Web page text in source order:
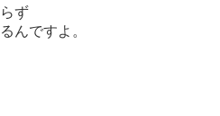
ず
んですよ。